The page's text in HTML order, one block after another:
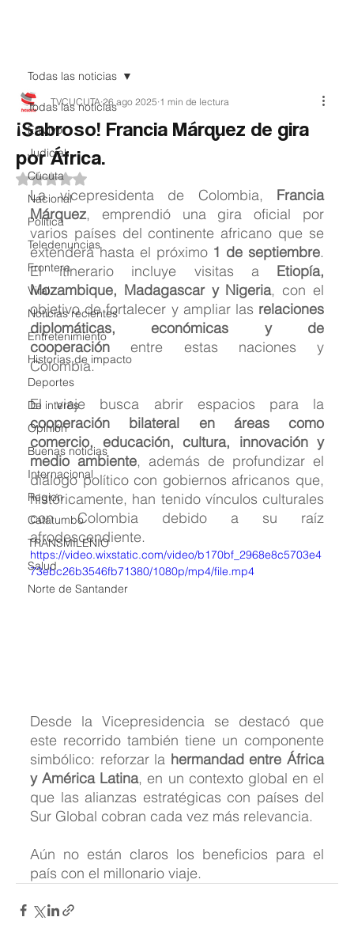
Todas las noticias
EnVivo
Judicial
Cúcuta
Nacional
Política
Teledenuncias
Frontera
Viral
Noticias recientes
Entretenimiento
Historias de impacto
Deportes
De interés
Opinión
Buenas noticias
Internacional
Region
Catatumbo
TRANSMILENIO
Salud
Norte de Santander
Todas las noticias
¡Sabroso! Francia Márquez de gira
por África.
TVCUCUTA 26 ago 2025 1 min de lectura
Obtuvo NaN de 5 estrellas.
La vicepresidenta de Colombia, Francia
Márquez, emprendió una gira oficial por
varios países del continente africano que se
extenderá hasta el próximo 1 de septiembre.
El itinerario incluye visitas a Etiopía,
Mozambique, Madagascar y Nigeria, con el
objetivo de fortalecer y ampliar las relaciones
diplomáticas, económicas y de
cooperación entre estas naciones y
Colombia.
cooperación bilateral en áreas como
comercio, educación, cultura, innovación y
medio ambiente, además de profundizar el
diálogo político con gobiernos africanos que,
históricamente, han tenido vínculos culturales
con Colombia debido a su raíz
afrodescendiente.
https://video.wixstatic.com/video/b170bf_2968e8c5703e4
73ebc26b3546fb71380/1080p/mp4/file.mp4
Desde la Vicepresidencia se destacó que
este recorrido también tiene un componente
simbólico: reforzar la hermandad entre África
y América Latina, en un contexto global en el
que las alianzas estratégicas con países del
Sur Global cobran cada vez más relevancia.
Aún no están claros los beneficios para el
país con el millonario viaje.